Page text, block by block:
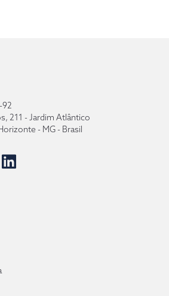
92
211 - Jardim Atlântico
- MG - Brasil